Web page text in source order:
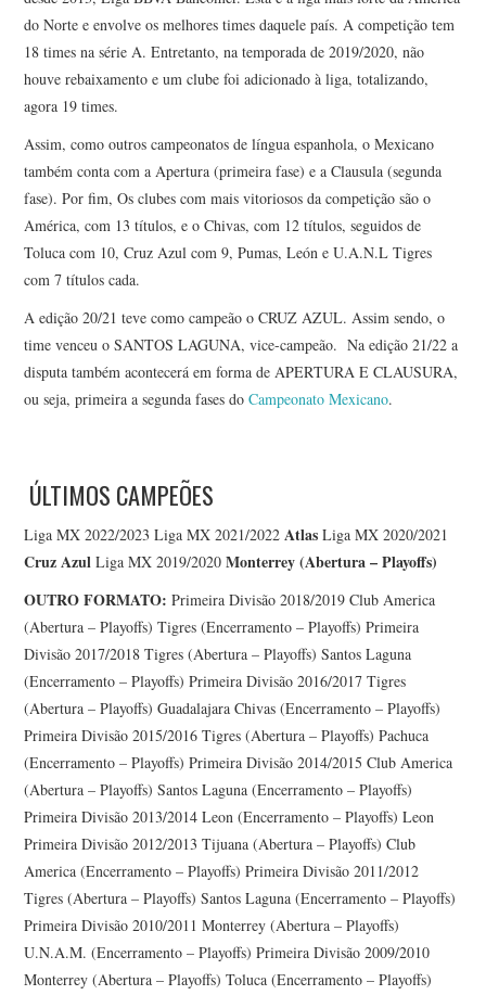
do Norte e envolve os melhores times daquele país. A competição tem
18 times na série A. Entretanto, na temporada de 2019/2020, não
houve rebaixamento e um clube foi adicionado à liga, totalizando,
agora 19 times.
Assim, como outros campeonatos de língua espanhola, o Mexicano
também conta com a Apertura (primeira fase) e a Clausula (segunda
fase). Por fim, Os clubes com mais vitoriosos da competição são o
América, com 13 títulos, e o Chivas, com 12 títulos, seguidos de
Toluca com 10, Cruz Azul com 9, Pumas, León e U.A.N.L Tigres
com 7 títulos cada.
A edição 20/21 teve como campeão o CRUZ AZUL. Assim sendo, o
time venceu o SANTOS LAGUNA, vice-campeão. Na edição 21/22 a
disputa também acontecerá em forma de APERTURA E CLAUSURA,
ou seja, primeira a segunda fases doCampeonato Mexicano.
ÚLTIMOS CAMPEÕES
Liga MX 2022/2023 Liga MX 2021/2022Atlas Liga MX 2020/2021
Cruz Azul Liga MX 2019/2020Monterrey (Abertura – Playoffs)
OUTRO FORMATO: Primeira Divisão 2018/2019 Club America
(Abertura – Playoffs) Tigres (Encerramento – Playoffs) Primeira
Divisão 2017/2018 Tigres (Abertura – Playoffs) Santos Laguna
(Encerramento – Playoffs) Primeira Divisão 2016/2017 Tigres
(Abertura – Playoffs) Guadalajara Chivas (Encerramento – Playoffs)
Primeira Divisão 2015/2016 Tigres (Abertura – Playoffs) Pachuca
(Encerramento – Playoffs) Primeira Divisão 2014/2015 Club America
(Abertura – Playoffs) Santos Laguna (Encerramento – Playoffs)
Primeira Divisão 2013/2014 Leon (Encerramento – Playoffs) Leon
Primeira Divisão 2012/2013 Tijuana (Abertura – Playoffs) Club
America (Encerramento – Playoffs) Primeira Divisão 2011/2012
Tigres (Abertura – Playoffs) Santos Laguna (Encerramento – Playoffs)
Primeira Divisão 2010/2011 Monterrey (Abertura – Playoffs)
U.N.A.M. (Encerramento – Playoffs) Primeira Divisão 2009/2010
Monterrey (Abertura – Playoffs) Toluca (Encerramento – Playoffs)